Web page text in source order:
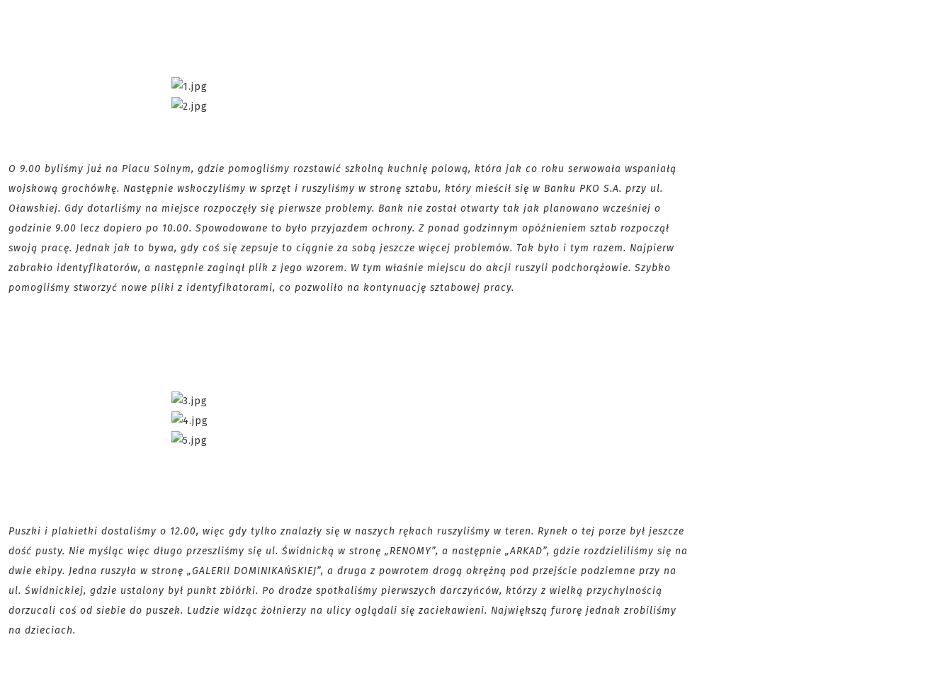
O 9.00 byliśmy już na Placu Solnym, gdzie pomogliśmy rozstawić szkolną kuchnię polową, która jak co roku serwowała wspaniałą
wojskową grochówkę. Następnie wskoczyliśmy w sprzęt i ruszyliśmy w stronę sztabu, który mieścił się w Banku PKO S.A. przy ul.
Oławskiej. Gdy dotarliśmy na miejsce rozpoczęły się pierwsze problemy. Bank nie został otwarty tak jak planowano wcześniej o
godzinie 9.00 lecz dopiero po 10.00. Spowodowane to było przyjazdem ochrony. Z ponad godzinnym opóźnieniem sztab rozpoczął
swoją pracę. Jednak jak to bywa, gdy coś się zepsuje to ciągnie za sobą jeszcze więcej problemów. Tak było i tym razem. Najpierw
zabrakło identyfikatorów, a następnie zaginął plik z jego wzorem. W tym właśnie miejscu do akcji ruszyli podchorążowie. Szybko
pomogliśmy stworzyć nowe pliki z identyfikatorami, co pozwoliło na kontynuację sztabowej pracy.
Puszki i plakietki dostaliśmy o 12.00, więc gdy tylko znalazły się w naszych rękach ruszyliśmy w teren. Rynek o tej porze był jeszcze
dość pusty. Nie myśląc więc długo przeszliśmy się ul. Świdnicką w stronę „RENOMY”, a następnie „ARKAD”, gdzie rozdzieliliśmy się na
dwie ekipy. Jedna ruszyła w stronę „GALERII DOMINIKAŃSKIEJ”, a druga z powrotem drogą okrężną pod przejście podziemne przy na
ul. Świdnickiej, gdzie ustalony był punkt zbiórki. Po drodze spotkaliśmy pierwszych darczyńców, którzy z wielką przychylnością
dorzucali coś od siebie do puszek. Ludzie widząc żołnierzy na ulicy oglądali się zaciekawieni. Największą furorę jednak zrobiliśmy
na dzieciach.